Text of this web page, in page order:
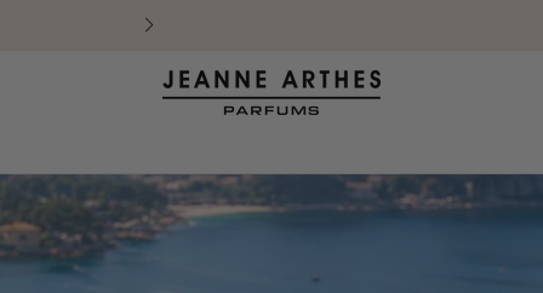
offerte à partir de 29€